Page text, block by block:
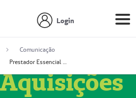
Login
Comunicação
Prestador Essencial Gestão em Saúde Ereli (51004354-7)